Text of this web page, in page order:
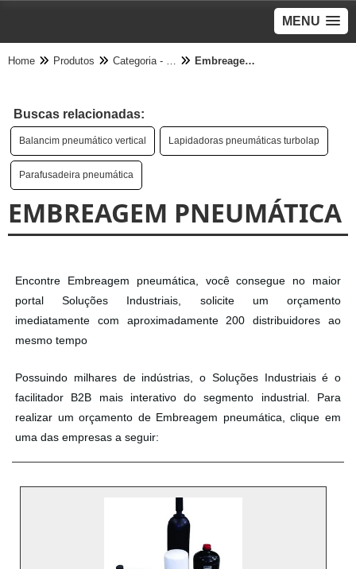
MENU
Home Produtos Categoria - Pneumático Embreagem pneumática
Buscas relacionadas:
Balancim pneumático vertical Lapidadoras pneumáticas turbolap
Parafusadeira pneumática
EMBREAGEM PNEUMÁTICA
Encontre Embreagem pneumática, você consegue no maior
portal Soluções Industriais, solicite um orçamento
imediatamente com aproximadamente 200 distribuidores ao
mesmo tempo
Possuindo milhares de indústrias, o Soluções Industriais é o
facilitador B2B mais interativo do segmento industrial. Para
realizar um orçamento de Embreagem pneumática, clique em
uma das empresas a seguir: